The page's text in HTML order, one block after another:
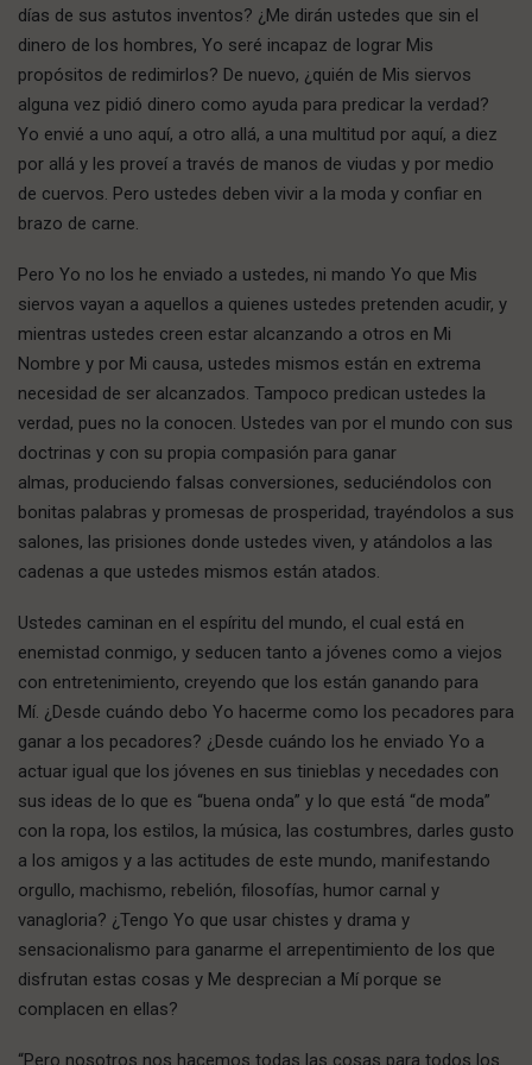
días de sus astutos inventos? ¿Me dirán ustedes que sin el
dinero de los hombres, Yo seré incapaz de lograr Mis
propósitos de redimirlos? De nuevo, ¿quién de Mis siervos
alguna vez pidió dinero como ayuda para predicar la verdad?
Yo envié a uno aquí, a otro allá, a una multitud por aquí, a diez
por allá y les proveí a través de manos de viudas y por medio
de cuervos. Pero ustedes deben vivir a la moda y confiar en
brazo de carne.
Pero Yo no los he enviado a ustedes, ni mando Yo que Mis
siervos vayan a aquellos a quienes ustedes pretenden acudir, y
mientras ustedes creen estar alcanzando a otros en Mi
Nombre y por Mi causa, ustedes mismos están en extrema
necesidad de ser alcanzados. Tampoco predican ustedes la
verdad, pues no la conocen. Ustedes van por el mundo con sus
doctrinas y con su propia compasión para ganar
almas, produciendo falsas conversiones, seduciéndolos con
bonitas palabras y promesas de prosperidad, trayéndolos a sus
salones, las prisiones donde ustedes viven, y atándolos a las
cadenas a que ustedes mismos están atados.
Ustedes caminan en el espíritu del mundo, el cual está en
enemistad conmigo, y seducen tanto a jóvenes como a viejos
con entretenimiento, creyendo que los están ganando para
Mí. ¿Desde cuándo debo Yo hacerme como los pecadores para
ganar a los pecadores? ¿Desde cuándo los he enviado Yo a
actuar igual que los jóvenes en sus tinieblas y necedades con
sus ideas de lo que es “buena onda” y lo que está “de moda”
con la ropa, los estilos, la música, las costumbres, darles gusto
a los amigos y a las actitudes de este mundo, manifestando
orgullo, machismo, rebelión, filosofías, humor carnal y
vanagloria? ¿Tengo Yo que usar chistes y drama y
sensacionalismo para ganarme el arrepentimiento de los que
disfrutan estas cosas y Me desprecian a Mí porque se
complacen en ellas?
“Pero nosotros nos hacemos todas las cosas para todos los